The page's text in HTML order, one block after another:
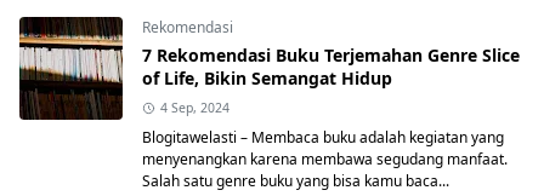
Rekomendasi
7 Rekomendasi Buku Terjemahan Genre Slice
of Life, Bikin Semangat Hidup
4 Sep, 2024
Blogitawelasti – Membaca buku adalah kegiatan yang
menyenangkan karena membawa segudang manfaat.
Salah satu genre buku yang bisa kamu baca...